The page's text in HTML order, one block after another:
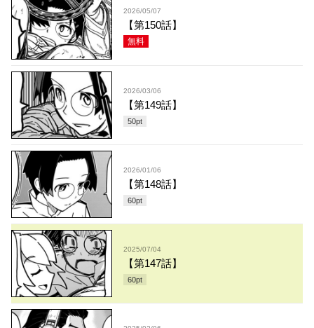
2026/05/07
【第150話】
無料
2026/03/06
【第149話】
50pt
2026/01/06
【第148話】
60pt
2025/07/04
【第147話】
60pt